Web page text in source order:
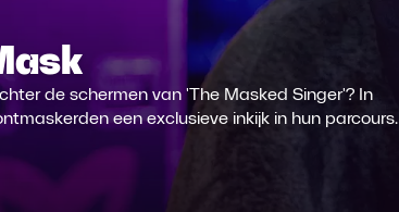
de schermen van 'The Masked Singer'? In
een exclusieve inkijk in hun parcours.